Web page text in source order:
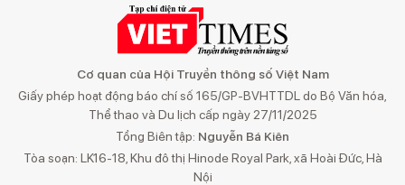
Cơ quan của Hội Truyền thông số Việt Nam
Giấy phép hoạt động báo chí số 165/GP-BVHTTDL do Bộ Văn hóa,
Thể thao và Du lịch cấp ngày 27/11/2025
Tổng Biên tập: Nguyễn Bá Kiên
Tòa soạn: LK16-18, Khu đô thị Hinode Royal Park, xã Hoài Đức, Hà
Nội